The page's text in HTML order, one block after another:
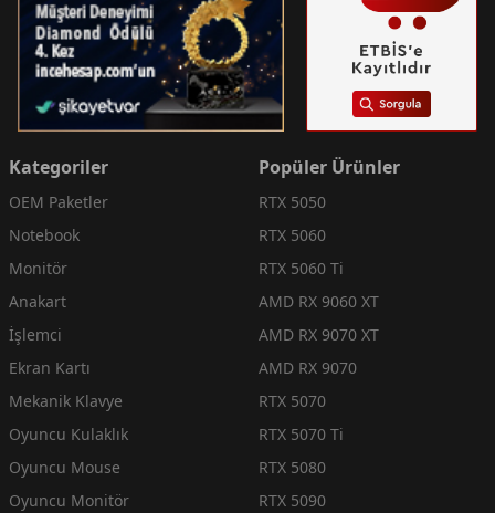
Kategoriler
OEM Paketler
Notebook
Monitör
Anakart
İşlemci
Ekran Kartı
Mekanik Klavye
Oyuncu Kulaklık
Oyuncu Mouse
Oyuncu Monitör
Popüler Ürünler
RTX 5050
RTX 5060
RTX 5060 Ti
AMD RX 9060 XT
AMD RX 9070 XT
AMD RX 9070
RTX 5070
RTX 5070 Ti
RTX 5080
RTX 5090